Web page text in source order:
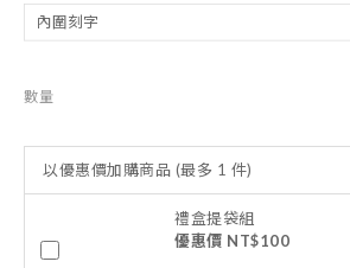
數量
以優惠價加購商品 (最多 1 件)
禮盒提袋組
優惠價 NT$100